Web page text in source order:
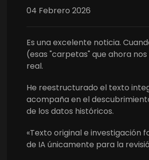
04 Febrero 2026
Es una excelente noticia.
(esas "carpetas" que ahora
real.
He reestructurado el texto
acompaña en el
de los datos históricos.
«Texto original e investigación
de IA únicamente para la